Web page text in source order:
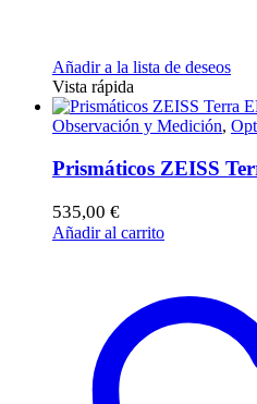
Añadir a la lista de deseos
Vista rápida
Observación y Medición,
Prismáticos ZEISS
535,00 €
Añadir al carrito